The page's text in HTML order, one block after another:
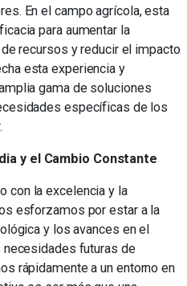
En el campo agrícola, esta
para aumentar la
recursos y reducir el impacto
esta experiencia y
gama de soluciones
específicas de los
y el Cambio Constante
con la excelencia y la
esforzamos por estar a la
y los avances en el
necesidades futuras de
rápidamente a un entorno en